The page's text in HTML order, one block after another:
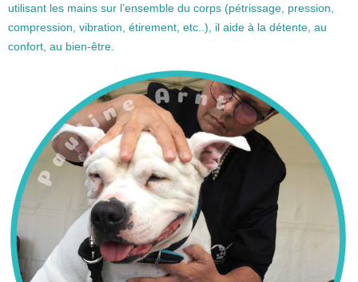
utilisant les mains sur l’ensemble du corps (pétrissage, pression,
compression, vibration, étirement, etc..), il aide à la détente, au
confort, au bien-être.